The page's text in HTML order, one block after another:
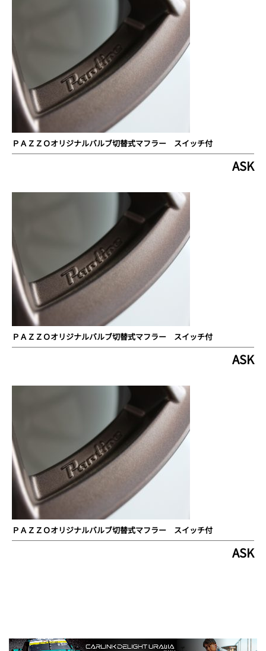
ＰＡＺＺＯオリジナルバルブ切替式マフラー スイッチ付
ASK
ＰＡＺＺＯオリジナルバルブ切替式マフラー スイッチ付
ASK
ＰＡＺＺＯオリジナルバルブ切替式マフラー スイッチ付
ASK